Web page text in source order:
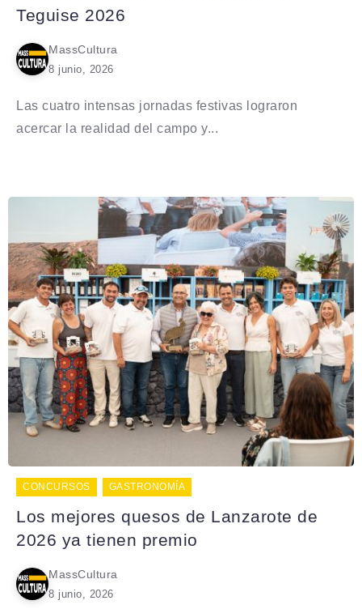
Teguise 2026
MassCultura
8 junio, 2026
Las cuatro intensas jornadas festivas lograron
acercar la realidad del campo y...
CONCURSOS GASTRONOMÍA
Los mejores quesos de Lanzarote de
2026 ya tienen premio
MassCultura
8 junio, 2026